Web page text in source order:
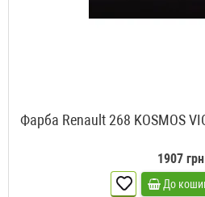
Фарба Renault 268 KOSMOS
1907 грн
До